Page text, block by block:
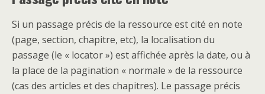
Si un passage précis de la ressource est cité en note
(page, section, chapitre, etc), la localisation du
passage (le « locator ») est affichée après la date, ou à
la place de la pagination « normale » de la ressource
(cas des articles et des chapitres). Le passage précis